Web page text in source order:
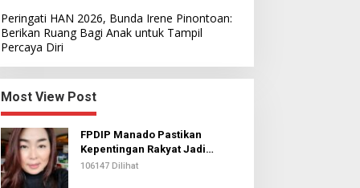
Peringati HAN 2026, Bunda Irene Pinontoan:
Berikan Ruang Bagi Anak untuk Tampil
Percaya Diri
Most View Post
FPDIP Manado Pastikan
Kepentingan Rakyat Jadi
Prioritas Dalam Perjuangan
106147 Dilihat